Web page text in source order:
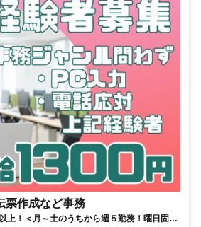
票作成など事務
上！＜月～土のうちから週５勤務！曜日固定